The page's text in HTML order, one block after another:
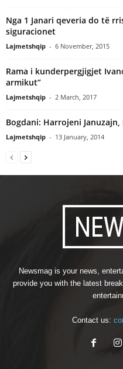
Nga 1 Janari qeveria do të
siguracionet
Lajmetshqip - 6 November, 2015
Rama i kunderpergjigjet
armikut”
Lajmetshqip - 2 March, 2017
Bogdani: Harrojeni
Lajmetshqip - 13 January, 2014
Newsmag is your news,
provide you with the latest
Contact us: